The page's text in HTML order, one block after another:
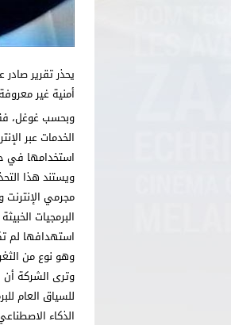
يحذر تقرير
أمنية غير
وبحسب غوغل،
الخدمات عبر
استخدامها في
مجرمي
البرمجيات
استهدافها لم
وهو نوع من
وترى الشركة
للسياق العام